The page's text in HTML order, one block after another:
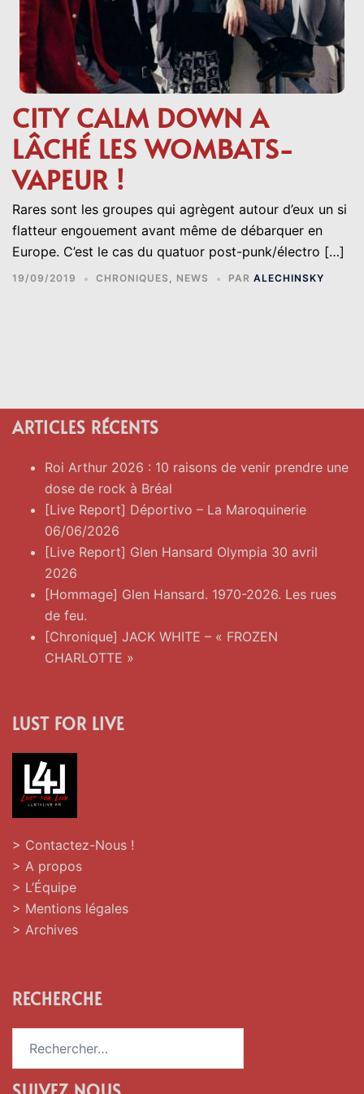
CITY CALM DOWN A
LÂCHÉ LES WOMBATS-
VAPEUR !
Rares sont les groupes qui agrègent autour d’eux un si
flatteur engouement avant même de débarquer en
Europe. C’est le cas du quatuor post-punk/électro […]
19/09/2019 CHRONIQUES , NEWS PAR ALECHINSKY
ARTICLES RÉCENTS
Roi Arthur 2026 : 10 raisons de venir prendre une
dose de rock à Bréal
[Live Report] Déportivo – La Maroquinerie
06/06/2026
[Live Report] Glen Hansard Olympia 30 avril
2026
[Hommage] Glen Hansard. 1970-2026. Les rues
de feu.
[Chronique] JACK WHITE – « FROZEN
CHARLOTTE »
LUST FOR LIVE
> Contactez-Nous !
> A propos
> L’Équipe
> Mentions légales
> Archives
RECHERCHE